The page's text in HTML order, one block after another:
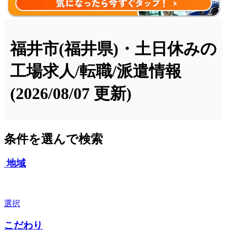
福井市(福井県)・土日休みの
工場求人/転職/派遣情報
(2026/08/07 更新)
条件を選んで検索
地域
選択
こだわり